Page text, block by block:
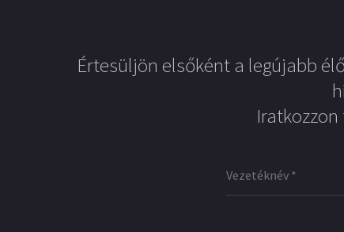
Értesüljön elsőként a legújabb